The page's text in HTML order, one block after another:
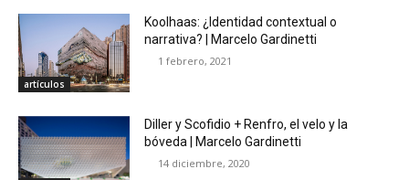
artículos
Koolhaas: ¿Identidad contextual o
narrativa? | Marcelo Gardinetti
1 febrero, 2021
Diller y Scofidio + Renfro, el velo y la
bóveda | Marcelo Gardinetti
14 diciembre, 2020